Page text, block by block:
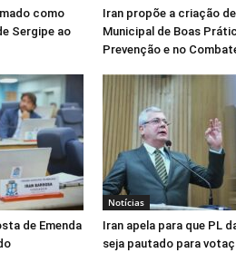
como
Sergipe ao
Iran propõe a criação
Municipal de Boas
Prevenção e no
de Emenda
Notícias
Iran apela para que PL
seja pautado para